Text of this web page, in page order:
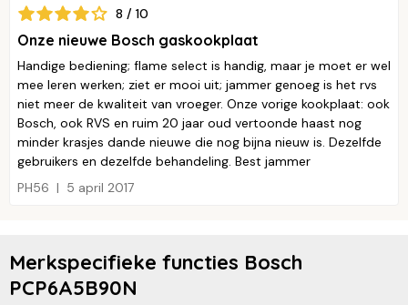
8 / 10
Onze nieuwe Bosch gaskookplaat
Handige bediening; flame select is handig, maar je moet er wel
mee leren werken; ziet er mooi uit; jammer genoeg is het rvs
niet meer de kwaliteit van vroeger. Onze vorige kookplaat: ook
Bosch, ook RVS en ruim 20 jaar oud vertoonde haast nog
minder krasjes dande nieuwe die nog bijna nieuw is. Dezelfde
gebruikers en dezelfde behandeling. Best jammer
PH56
5 april 2017
Merkspecifieke functies Bosch
PCP6A5B90N